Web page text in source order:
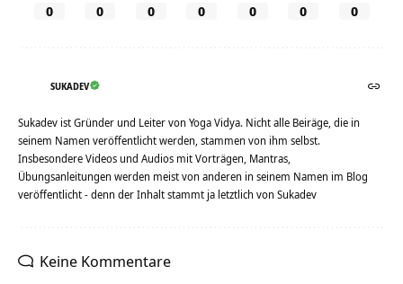
0 0 0 0 0 0 0
SUKADEV
Sukadev ist Gründer und Leiter von Yoga Vidya. Nicht alle Beiräge, die in
seinem Namen veröffentlicht werden, stammen von ihm selbst.
Insbesondere Videos und Audios mit Vorträgen, Mantras,
Übungsanleitungen werden meist von anderen in seinem Namen im Blog
veröffentlicht - denn der Inhalt stammt ja letztlich von Sukadev
Keine Kommentare